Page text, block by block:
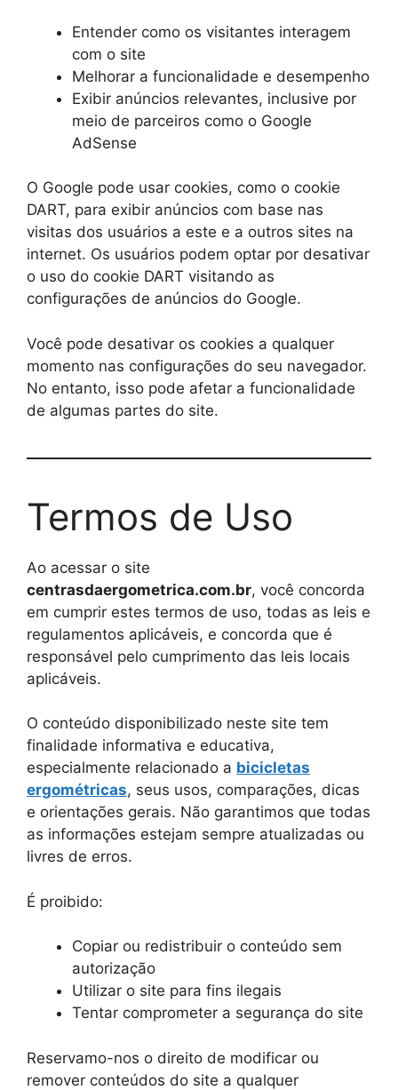
Entender como os visitantes interagem
com o site
Melhorar a funcionalidade e desempenho
Exibir anúncios relevantes, inclusive por
meio de parceiros como o Google
AdSense
O Google pode usar cookies, como o cookie
DART, para exibir anúncios com base nas
visitas dos usuários a este e a outros sites na
internet. Os usuários podem optar por desativar
o uso do cookie DART visitando as
configurações de anúncios do Google.
Você pode desativar os cookies a qualquer
momento nas configurações do seu navegador.
No entanto, isso pode afetar a funcionalidade
de algumas partes do site.
Termos de Uso
Ao acessar o site
centrasdaergometrica.com.br, você concorda
em cumprir estes termos de uso, todas as leis e
regulamentos aplicáveis, e concorda que é
responsável pelo cumprimento das leis locais
aplicáveis.
O conteúdo disponibilizado neste site tem
finalidade informativa e educativa,
especialmente relacionado a bicicletas
ergométricas, seus usos, comparações, dicas
e orientações gerais. Não garantimos que todas
as informações estejam sempre atualizadas ou
livres de erros.
É proibido:
Copiar ou redistribuir o conteúdo sem
autorização
Utilizar o site para fins ilegais
Tentar comprometer a segurança do site
Reservamo-nos o direito de modificar ou
remover conteúdos do site a qualquer